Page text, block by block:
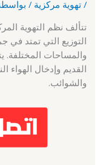
/تهوية مركزية /
تتألف نظم التهوية
التوزيع التي تمتد في
والمساحات المختلفة.
القديم وإدخال الهواء
والشوائب.